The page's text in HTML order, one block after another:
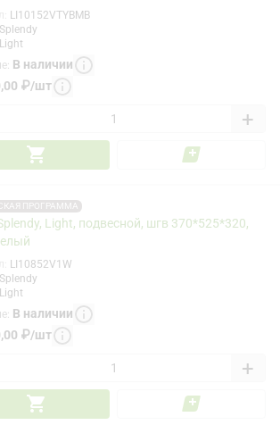
LI10152VTYBMB
Splendy
Light
: В наличии
₽/шт
+
ПРОГРАММА
Light, подвесной, шгв 370*525*320,
LI10852V1W
Splendy
Light
: В наличии
₽/шт
+